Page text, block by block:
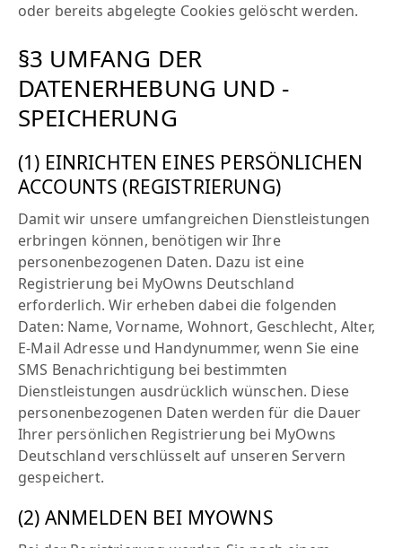
oder bereits abgelegte Cookies gelöscht werden.
§3 UMFANG DER
DATENERHEBUNG UND -
SPEICHERUNG
(1) EINRICHTEN EINES PERSÖNLICHEN
ACCOUNTS (REGISTRIERUNG)
Damit wir unsere umfangreichen Dienstleistungen
erbringen können, benötigen wir Ihre
personenbezogenen Daten. Dazu ist eine
Registrierung bei MyOwns Deutschland
erforderlich. Wir erheben dabei die folgenden
Daten: Name, Vorname, Wohnort, Geschlecht, Alter,
E-Mail Adresse und Handynummer, wenn Sie eine
SMS Benachrichtigung bei bestimmten
Dienstleistungen ausdrücklich wünschen. Diese
personenbezogenen Daten werden für die Dauer
Ihrer persönlichen Registrierung bei MyOwns
Deutschland verschlüsselt auf unseren Servern
gespeichert.
(2) ANMELDEN BEI MYOWNS